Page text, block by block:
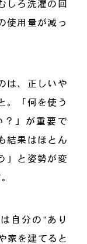
しろ洗濯の回
使用量が減っ
は、正しいや
。「何を使う
？」が重要で
結果はほとん
」と姿勢が変
自分の“あり
家を建てると